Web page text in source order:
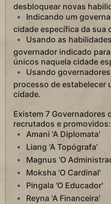
desbloquear novas
Indicando um
cidade específica da sua
Usando as
governador indicado
únicos naquela cidade
Usando
processo de estabelecer
cidade.
Existem 7 Governadores
recrutados e promovidos:
Amani 'A Diplomata'
Liang 'A Topógrafa'
Magnus 'O
Moksha 'O Cardinal'
Pingala 'O Educador'
Reyna 'A Financeira'